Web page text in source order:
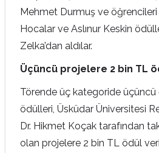
Mehmet Durmuş ve
Hocalar ve Aslınur Keskin
Zelka’dan aldılar.
Üçüncü projelere 2 bin TL
Törende üç kategoride üçüncü
ödülleri, Üsküdar Üniversitesi
Dr. Hikmet Koçak tarafından
olan projelere 2 bin TL ödül